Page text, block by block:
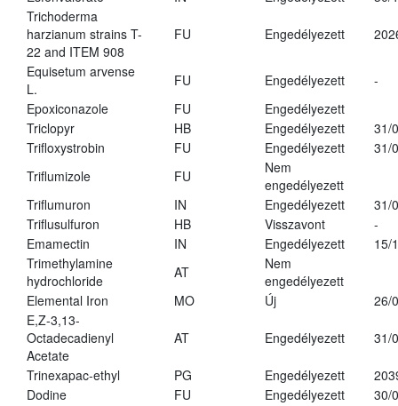
Trichoderma
harzianum strains T-
22 and ITEM 908
FU Engedélyezett
Equisetum arvense
L.
FU Engedélyezett
-
Epoxiconazole
FU
Engedélyezett
Triclopyr
HB Engedélyezett
31/
Trifloxystrobin
FU Engedélyezett
31/
Triflumizole
FU
Nem
engedélyezett
Triflumuron
IN Engedélyezett
31/
Triflusulfuron
HB Visszavont
-
Emamectin
IN Engedélyezett
15/
Trimethylamine
hydrochloride
AT
Nem
engedélyezett
Elemental Iron
MO Új
26/
E,Z-3,13-
Octadecadienyl
Acetate
AT Engedélyezett 31/
Trinexapac-ethyl PG Engedélyezett
Dodine
FU Engedélyezett
30/